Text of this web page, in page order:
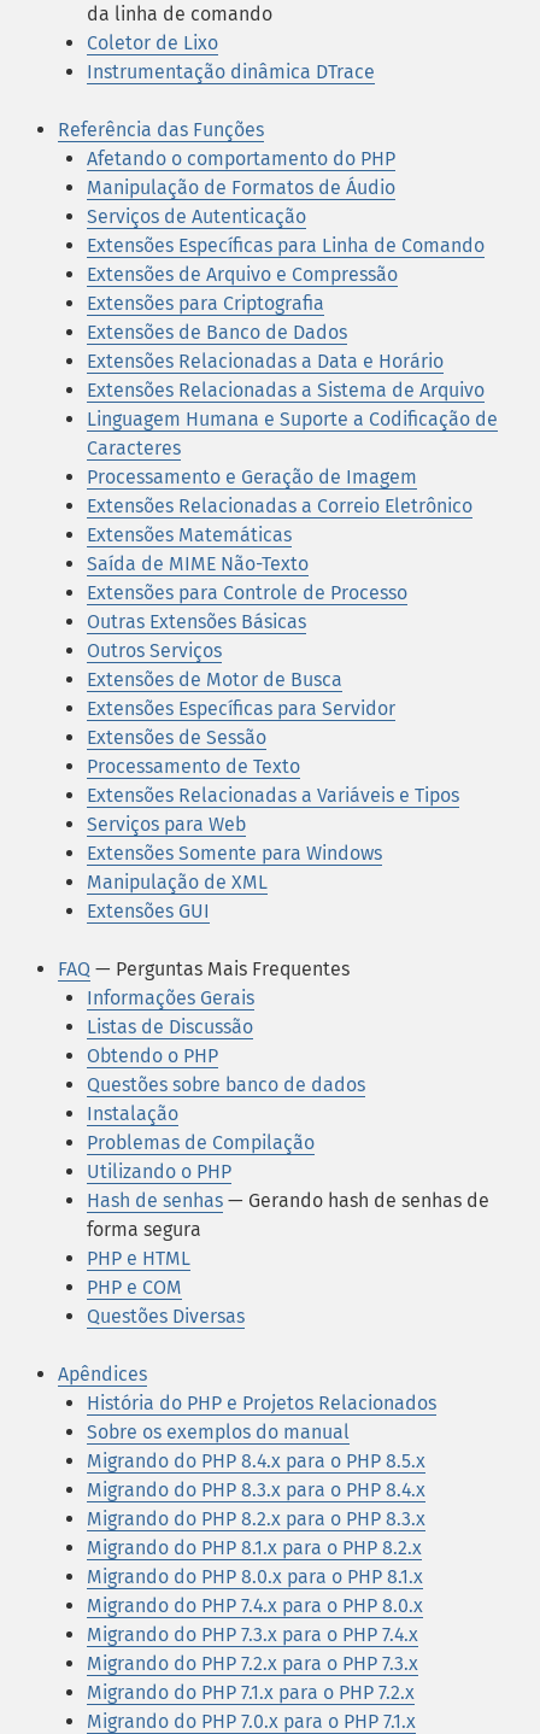
da linha de comando
Coletor de Lixo
Instrumentação dinâmica DTrace
Referência das Funções
Afetando o comportamento do PHP
Manipulação de Formatos de Áudio
Serviços de Autenticação
Extensões Específicas para Linha de Comando
Extensões de Arquivo e Compressão
Extensões para Criptografia
Extensões de Banco de Dados
Extensões Relacionadas a Data e Horário
Extensões Relacionadas a Sistema de Arquivo
Linguagem Humana e Suporte a Codificação de
Caracteres
Processamento e Geração de Imagem
Extensões Relacionadas a Correio Eletrônico
Extensões Matemáticas
Saída de MIME Não-Texto
Extensões para Controle de Processo
Outras Extensões Básicas
Outros Serviços
Extensões de Motor de Busca
Extensões Específicas para Servidor
Extensões de Sessão
Processamento de Texto
Extensões Relacionadas a Variáveis e Tipos
Serviços para Web
Extensões Somente para Windows
Manipulação de XML
Extensões GUI
FAQ — Perguntas Mais Frequentes
Informações Gerais
Listas de Discussão
Obtendo o PHP
Questões sobre banco de dados
Instalação
Problemas de Compilação
Utilizando o PHP
Hash de senhas — Gerando hash de senhas de
forma segura
PHP e HTML
PHP e COM
Questões Diversas
Apêndices
História do PHP e Projetos Relacionados
Sobre os exemplos do manual
Migrando do PHP 8.4.x para o PHP 8.5.x
Migrando do PHP 8.3.x para o PHP 8.4.x
Migrando do PHP 8.2.x para o PHP 8.3.x
Migrando do PHP 8.1.x para o PHP 8.2.x
Migrando do PHP 8.0.x para o PHP 8.1.x
Migrando do PHP 7.4.x para o PHP 8.0.x
Migrando do PHP 7.3.x para o PHP 7.4.x
Migrando do PHP 7.2.x para o PHP 7.3.x
Migrando do PHP 7.1.x para o PHP 7.2.x
Migrando do PHP 7.0.x para o PHP 7.1.x